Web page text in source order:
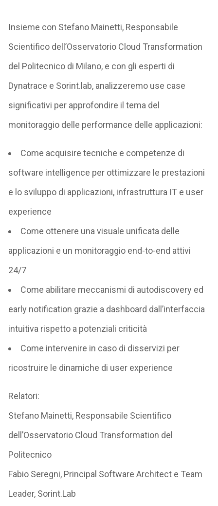
Insieme con Stefano Mainetti, Responsabile
Scientifico dell’Osservatorio Cloud Transformation
del Politecnico di Milano, e con gli esperti di
Dynatrace e Sorint.lab, analizzeremo use case
significativi per approfondire il tema del
monitoraggio delle performance delle applicazioni:
Come acquisiretecniche e competenze di
software intelligence per ottimizzare le prestazioni
e lo sviluppo di applicazioni, infrastruttura IT e user
experience
Come ottenere una visuale unificata delle
applicazioni e un monitoraggio end-to-end attivi
24/7
Come abilitare meccanismi di autodiscovery ed
early notification grazie a dashboard dall’interfaccia
intuitiva rispetto a potenziali criticità
Come intervenire in caso di disservizi per
ricostruire le dinamiche di user experience
Relatori:
Stefano Mainetti, Responsabile Scientifico
dell’Osservatorio Cloud Transformation del
Politecnico
Fabio Seregni, Principal Software Architect e Team
Leader, Sorint.Lab